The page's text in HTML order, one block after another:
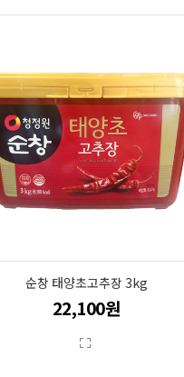
순창 태양초고추장 3kg
22,100원